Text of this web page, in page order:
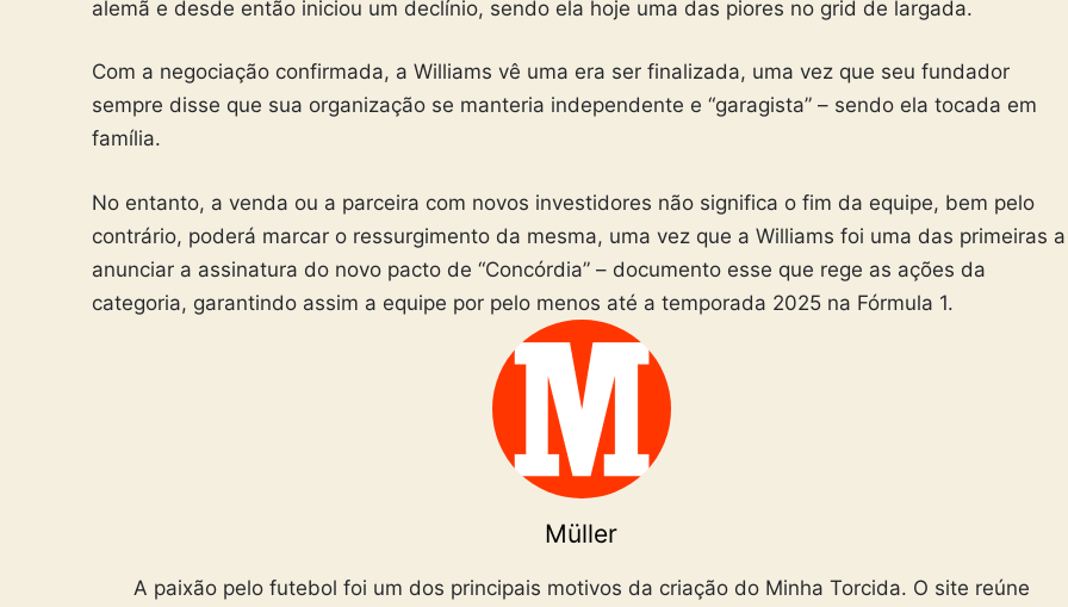
alemã e desde então iniciou um declínio, sendo ela hoje uma das piores no grid de largada.
Com a negociação confirmada, a Williams vê uma era ser finalizada, uma vez que seu fundador
sempre disse que sua organização se manteria independente e “garagista” – sendo ela tocada em
família.
No entanto, a venda ou a parceira com novos investidores não significa o fim da equipe, bem pelo
contrário, poderá marcar o ressurgimento da mesma, uma vez que a Williams foi uma das primeiras a
anunciar a assinatura do novo pacto de “Concórdia” – documento esse que rege as ações da
categoria, garantindo assim a equipe por pelo menos até a temporada 2025 na Fórmula 1.
Müller
A paixão pelo futebol foi um dos principais motivos da criação do Minha Torcida. O site reúne